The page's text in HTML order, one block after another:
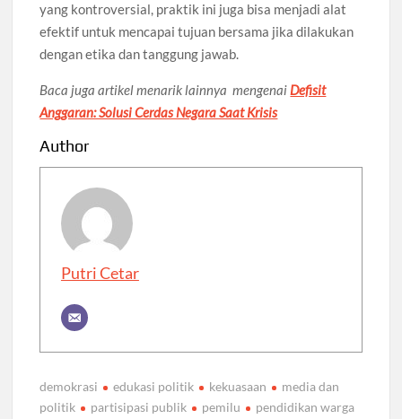
yang kontroversial, praktik ini juga bisa menjadi alat
efektif untuk mencapai tujuan bersama jika dilakukan
dengan etika dan tanggung jawab.
Baca juga artikel menarik lainnya mengenaiDefisit
Anggaran: Solusi Cerdas Negara Saat Krisis
Author
Putri Cetar
demokrasi edukasi politik kekuasaan
media dan
politik
partisipasi publik pemilu
pendidikan warga